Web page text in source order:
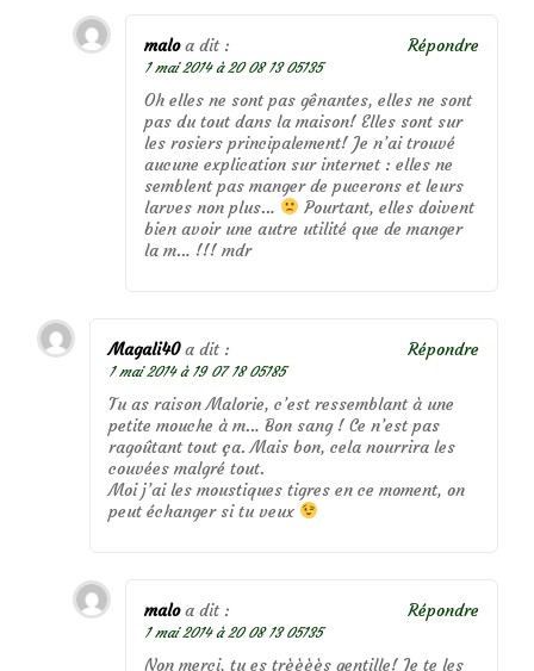
malo a dit :
1 mai 2014 à 20 08 13 05135
Oh elles ne sont pas gênantes, elles ne sont
pas du tout dans la maison! Elles sont sur
les rosiers principalement! Je n’ai trouvé
aucune explication sur internet : elles ne
semblent pas manger de pucerons et leurs
larves non plus…
Pourtant, elles doivent
bien avoir une autre utilité que de manger
la m… !!! mdr
Répondre
Magali40 a dit :
1 mai 2014 à 19 07 18 05185
Tu as raison Malorie, c’est ressemblant à une
petite mouche à m… Bon sang ! Ce n’est pas
ragoûtant tout ça. Mais bon, cela nourrira les
couvées malgré tout.
Moi j’ai les moustiques tigres en ce moment, on
peut échanger si tu veux
Répondre
malo a dit :
1 mai 2014 à 20 08 13 05135
Non merci, tu es trèèèès gentille! Je te les
Répondre